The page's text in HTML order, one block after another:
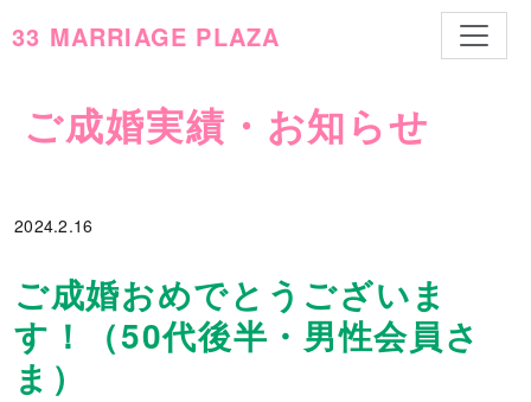
ナビ
33 MARRIAGE PLAZA
ご成婚実績・お知らせ
2024.2.16
ご成婚おめでとうございま
す！（50代後半・男性会員さ
ま）